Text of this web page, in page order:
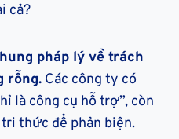
cả?
pháp lý về trách
rỗng. Các công ty có
là công cụ hỗ trợ”, còn
thức để phản biện.